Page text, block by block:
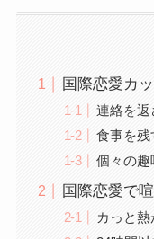
国際恋愛カ
連絡を返
食事を残
個々の趣
国際恋愛で
カっと